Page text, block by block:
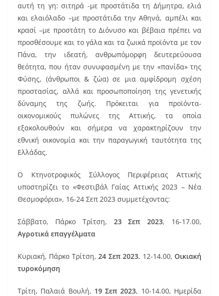
αυτή τη γη: σιτηρά -με προστάτιδα τη Δήμητρα, ελιά
και ελαιόλαδο –με προστάτιδα την Αθηνά, αμπέλι και
κρασί –με προστάτη το Διόνυσο και βέβαια πρέπει να
προσθέσουμε και το γάλα και τα ζωικά προϊόντα με τον
Πάνα, την ιδεατή, ανθρωπόμορφη δευτερεύουσα
θεότητα, που ήταν συνυφασμένη με την «πανίδα» της
Φύσης, (άνθρωποι & ζώα) σε μια αμφίδρομη σχέση
προστασίας, αλλά και προσωποποίηση της γενετικής
δύναμης της ζωής. Πρόκειται για προϊόντα-
οικονομικούς πυλώνες της Αττικής, τα οποία
εξακολουθούν και σήμερα να χαρακτηρίζουν την
εθνική οικονομία και την παραγωγική ταυτότητα της
Ελλάδας.
Ο Κτηνοτροφικός Σύλλογος Περιφέρειας Αττικής
υποστηρίζει το «Φεστιβάλ Γαίας Αττικής 2023 – Νέα
Θεσμοφόρια», 16-24 Σεπ 2023 συμμετέχοντας:
Σάββατο, Πάρκο Τρίτση, 23 Σεπ 2023, 16-17.00,
Αγροτικά επαγγέλματα
Κυριακή, Πάρκο Τρίτση,24 Σεπ 2023, 12-14.00,Οικιακή
τυροκόμηση
Τρίτη, Παλαιά Βουλή, 19 Σεπ 2023, 10-14.00, Ημερίδα